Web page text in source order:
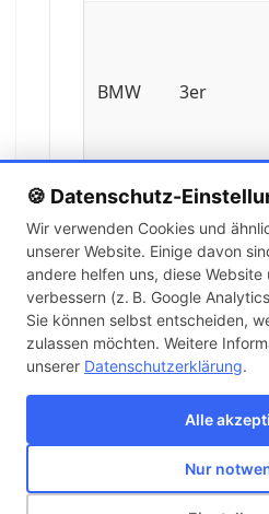
🍪 Datenschutz-
Wir verwenden Cookies und
unserer Website. Einige davon
andere helfen uns, diese
verbessern (z. B. Google
Sie können selbst entscheiden,
zulassen möchten. Weitere
unserer Datenschutzerklärung.
Alle
Nur
BMW 3er
BMW 3er
BMW 3er
Über unsKontaktVersand